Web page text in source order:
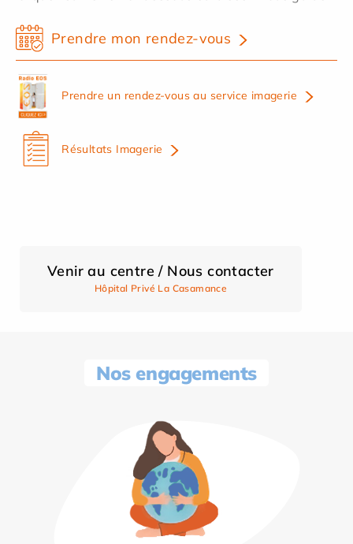
Prendre mon rendez-vous
Prendre un rendez-vous au service imagerie
Résultats Imagerie
Venir au centre / Nous contacter
Hôpital Privé La Casamance
Nos engagements